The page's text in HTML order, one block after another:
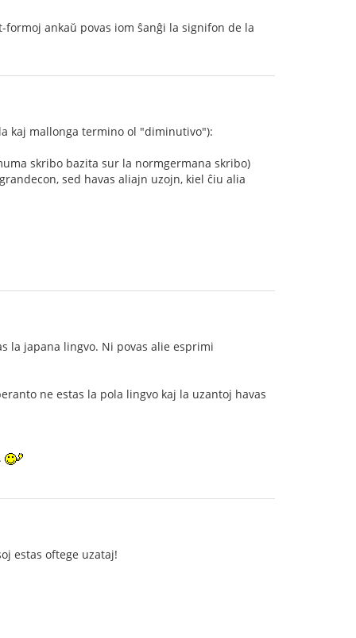
ankaŭ povas iom ŝanĝi la signifon de la
kaj mallonga termino ol "diminutivo"):
skribo bazita sur la normgermana skribo)
sed havas aliajn uzojn, kiel ĉiu alia
la japana lingvo. Ni povas alie esprimi
ne estas la pola lingvo kaj la uzantoj havas
estas oftege uzataj!